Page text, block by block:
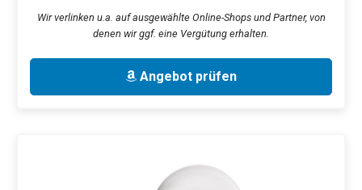
Wir verlinken u.a. auf ausgewählte Online-Shops und Partner, von
denen wir ggf. eine Vergütung erhalten.
Angebot prüfen